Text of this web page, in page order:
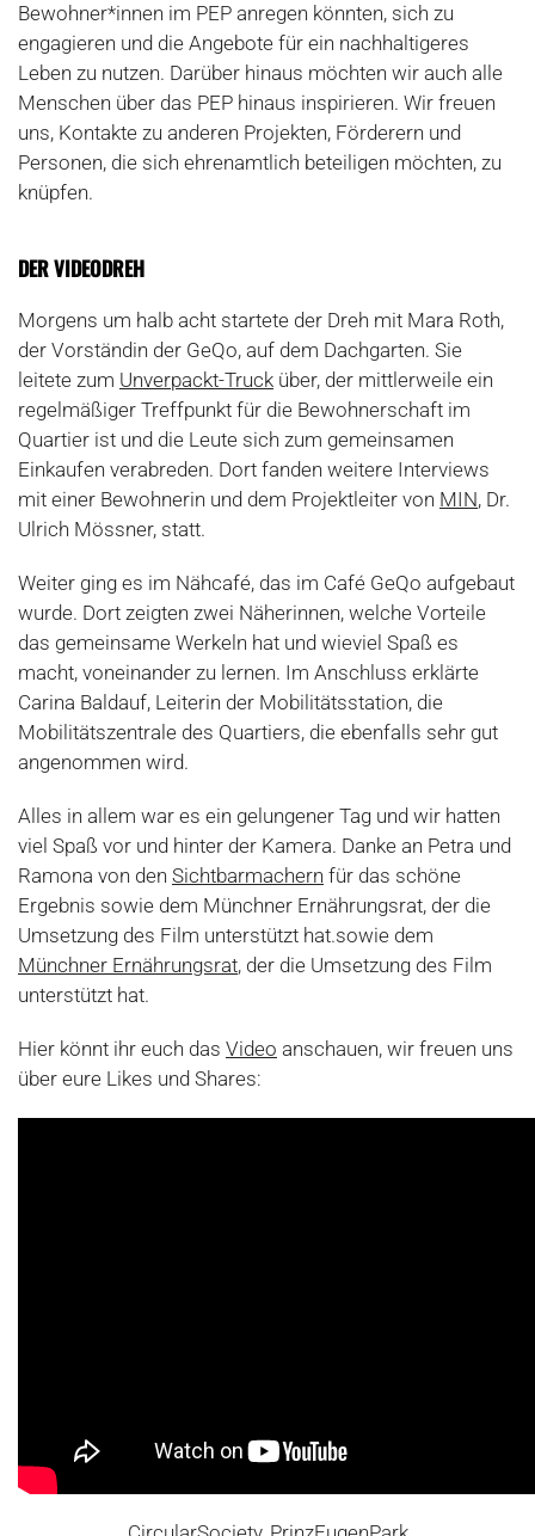
Bewohner*innen im PEP anregen könnten, sich zu
engagieren und die Angebote für ein nachhaltigeres
Leben zu nutzen. Darüber hinaus möchten wir auch alle
Menschen über das PEP hinaus inspirieren. Wir freuen
uns, Kontakte zu anderen Projekten, Förderern und
Personen, die sich ehrenamtlich beteiligen möchten, zu
knüpfen.
DER VIDEODREH
Morgens um halb acht startete der Dreh mit Mara Roth,
der Vorständin der GeQo, auf dem Dachgarten. Sie
leitete zum Unverpackt-Truck über, der mittlerweile ein
regelmäßiger Treffpunkt für die Bewohnerschaft im
Quartier ist und die Leute sich zum gemeinsamen
Einkaufen verabreden. Dort fanden weitere Interviews
mit einer Bewohnerin und dem Projektleiter von MIN, Dr.
Ulrich Mössner, statt.
Weiter ging es im Nähcafé, das im Café GeQo aufgebaut
wurde. Dort zeigten zwei Näherinnen, welche Vorteile
das gemeinsame Werkeln hat und wieviel Spaß es
macht, voneinander zu lernen. Im Anschluss erklärte
Carina Baldauf, Leiterin der Mobilitätsstation, die
Mobilitätszentrale des Quartiers, die ebenfalls sehr gut
angenommen wird.
Alles in allem war es ein gelungener Tag und wir hatten
viel Spaß vor und hinter der Kamera. Danke an Petra und
Ramona von den Sichtbarmachern für das schöne
Ergebnis sowie dem Münchner Ernährungsrat, der die
Umsetzung des Film unterstützt hat.sowie dem
Münchner Ernährungsrat, der die Umsetzung des Film
unterstützt hat.
Hier könnt ihr euch das Video anschauen, wir freuen uns
über eure Likes und Shares: